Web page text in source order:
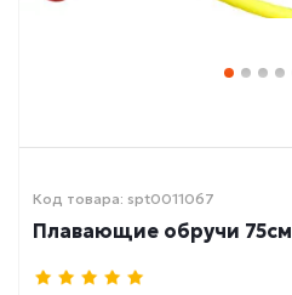
Код товара: spt0011067
Плавающие обручи 75см